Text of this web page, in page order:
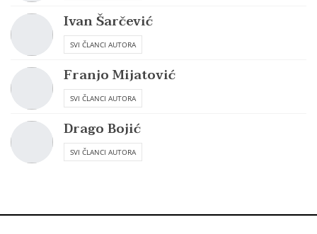
Ivan Šarčević
SVI ČLANCI AUTORA
Franjo Mijatović
SVI ČLANCI AUTORA
Drago Bojić
SVI ČLANCI AUTORA